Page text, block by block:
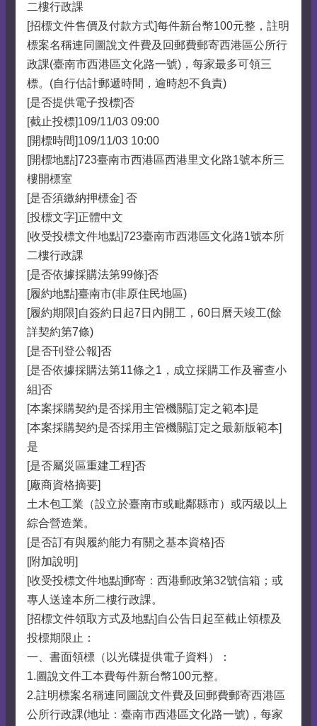
二樓行政課
[招標文件售價及付款方式]每件新台幣100元整，註明
標案名稱連同圖說文件費及回郵費郵寄西港區公所行
政課(臺南市西港區文化路一號)，每家最多可領三
標。(自行估計郵遞時間，逾時恕不負責)
[是否提供電子投標]否
[截止投標]109/11/03 09:00
[開標時間]109/11/03 10:00
[開標地點]723臺南市西港區西港里文化路1號本所三
樓開標室
[是否須繳納押標金] 否
[投標文字]正體中文
[收受投標文件地點]723臺南市西港區文化路1號本所
二樓行政課
[是否依據採購法第99條]否
[履約地點]臺南市(非原住民地區)
[履約期限]自簽約日起7日內開工，60日曆天竣工(餘
詳契約第7條)
[是否刊登公報]否
[是否依據採購法第11條之1，成立採購工作及審查小
組]否
[本案採購契約是否採用主管機關訂定之範本]是
[本案採購契約是否採用主管機關訂定之最新版範本]
是
[是否屬災區重建工程]否
[廠商資格摘要]
土木包工業（設立於臺南市或毗鄰縣市）或丙級以上
綜合營造業。
[是否訂有與履約能力有關之基本資格]否
[附加說明]
[收受投標文件地點]郵寄：西港郵政第32號信箱；或
專人送達本所二樓行政課。
[招標文件領取方式及地點]自公告日起至截止領標及
投標期限止：
一、書面領標（以光碟提供電子資料）：
1.圖說文件工本費每件新台幣100元整。
2.註明標案名稱連同圖說文件費及回郵費郵寄西港區
公所行政課(地址：臺南市西港區文化路一號)，每家